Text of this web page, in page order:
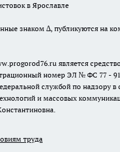
в Ярославле
знаком ∆, публикуются на
является
номер ЭЛ № ФС 77 -
службой по надзору в
и массовых
труда